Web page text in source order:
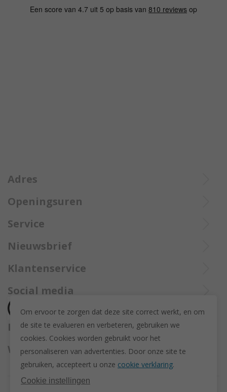
Adres
Ieperstraat 3
057 33 34 61
info@juwelennevejan.be
Openingsuren
Di tot Zat : 10u tot 12u en 13u30 tot 18u
Service
Bel Trollbeadsonlineservice op
+32 057 33 34 61
of bereik ons viamail
Nieuwsbrief
Alles over nieuwe Trollbeadsproducten en acties te weten
(Max. 2 e-mails per maand.)
Klantenservice
Over ons
Herroeping
Retourneren en ruilen
Privacy policy
Algemene voorwaarden
Disclaimer
Actievoorwaarden - Trollbeads GWP Paashanger
Social media
Betaalmethodes
Wij versturen met
Om ervoor te zorgen dat deze site correct werkt, en om
de site te evalueren en verbeteren, gebruiken we
cookies. Cookies worden gebruikt voor het
personaliseren van advertenties. Door onze site te
gebruiken, accepteert u onze cookie verklaring.
Cookie instellingen